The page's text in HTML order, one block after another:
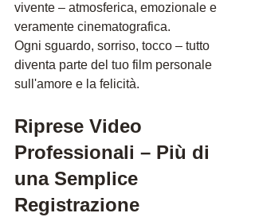
vivente – atmosferica, emozionale e
veramente cinematografica.
Ogni sguardo, sorriso, tocco – tutto
diventa parte del tuo film personale
sull'amore e la felicità.
Riprese Video
Professionali – Più di
una Semplice
Registrazione